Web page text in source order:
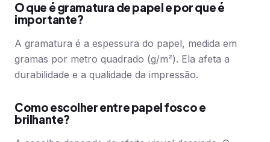
O que é gramatura de papel e por que é
importante?
A gramatura é a espessura do papel, medida em
gramas por metro quadrado (g/m²). Ela afeta a
durabilidade e a qualidade da impressão.
Como escolher entre papel fosco e
brilhante?